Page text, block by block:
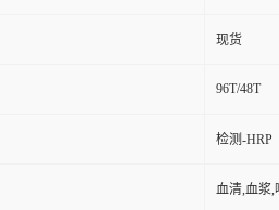
现货
96T/48T
检测-HRP
血清,血浆,